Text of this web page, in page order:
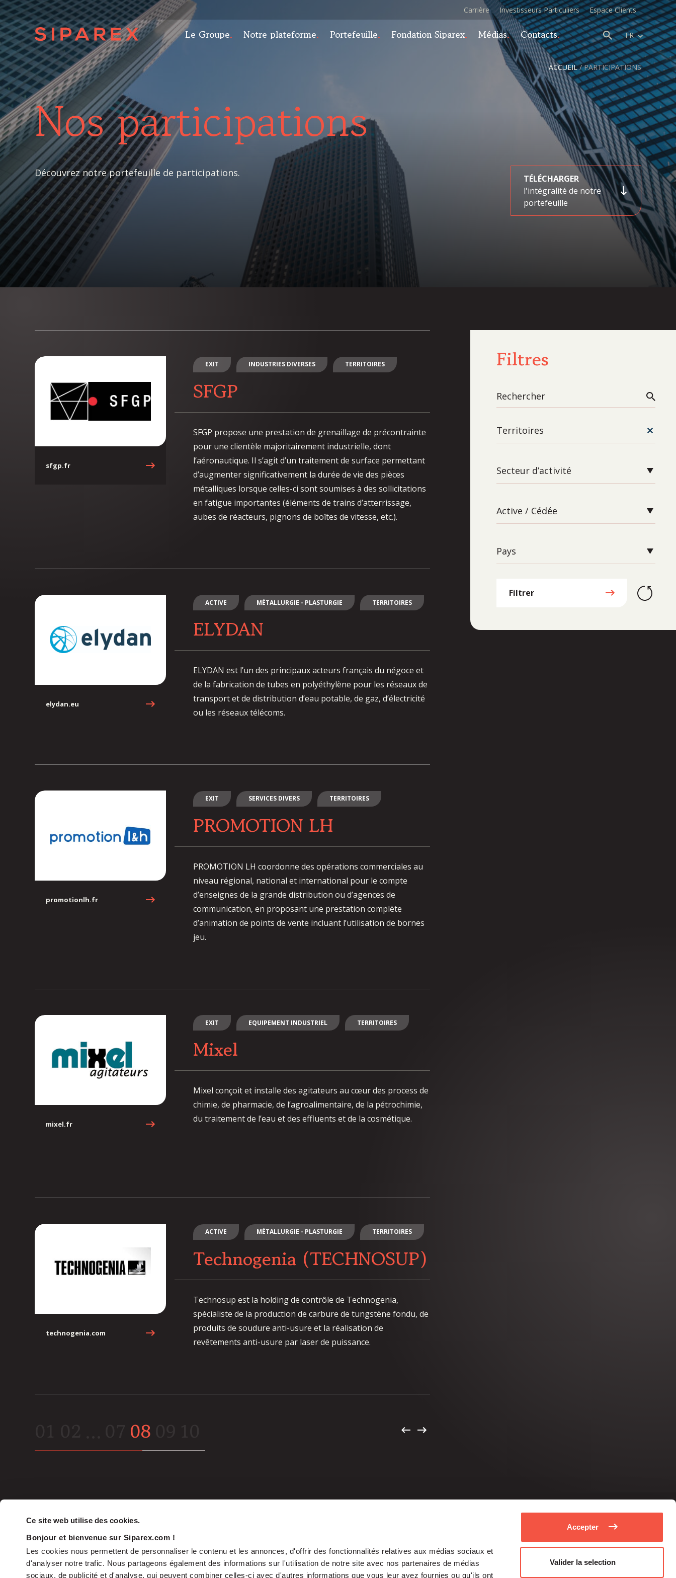
Ce site web utilise des cookies.
Bonjour et bienvenue sur Siparex.com !
Les cookies nous permettent de personnaliser le contenu et les annonces, d'offrir des fonctionnalités relatives aux médias sociaux et
d'analyser notre trafic. Nous partageons également des informations sur l'utilisation de notre site avec nos partenaires de médias
sociaux, de publicité et d'analyse, qui peuvent combiner celles-ci avec d'autres informations que vous leur avez fournies ou qu'ils ont
Accepter
Valider la selection
Carrière Investisseurs Particuliers Espace Clients
Le Groupe Notre plateforme Portefeuille Fondation Siparex Médias Contacts FR
ACCUEIL/PARTICIPATIONS
Nos participations
Découvrez notre portefeuille de participations.
TÉLÉCHARGER
l'intégralité de notre
portefeuille
sfgp.fr
EXIT INDUSTRIES DIVERSES TERRITOIRES
SFGP
SFGP propose une prestation de grenaillage de précontrainte
pour une clientèle majoritairement industrielle, dont
l’aéronautique. Il s’agit d’un traitement de surface permettant
d’augmenter significativement la durée de vie des pièces
métalliques lorsque celles-ci sont soumises à des sollicitations
en fatigue importantes (éléments de trains d’atterrissage,
aubes de réacteurs, pignons de boîtes de vitesse, etc.).
elydan.eu
ACTIVE MÉTALLURGIE - PLASTURGIE TERRITOIRES
ELYDAN
ELYDAN est l’un des principaux acteurs français du négoce et
de la fabrication de tubes en polyéthylène pour les réseaux de
transport et de distribution d’eau potable, de gaz, d’électricité
ou les réseaux télécoms.
promotionlh.fr
EXIT SERVICES DIVERS TERRITOIRES
PROMOTION LH
PROMOTION LH coordonne des opérations commerciales au
niveau régional, national et international pour le compte
d’enseignes de la grande distribution ou d’agences de
communication, en proposant une prestation complète
d’animation de points de vente incluant l’utilisation de bornes
jeu.
mixel.fr
EXIT EQUIPEMENT INDUSTRIEL TERRITOIRES
Mixel
Mixel conçoit et installe des agitateurs au cœur des process de
chimie, de pharmacie, de l’agroalimentaire, de la pétrochimie,
du traitement de l’eau et des effluents et de la cosmétique.
technogenia.com
ACTIVE MÉTALLURGIE - PLASTURGIE TERRITOIRES
Technogenia (TECHNOSUP)
Technosup est la holding de contrôle de Technogenia,
spécialiste de la production de carbure de tungstène fondu, de
produits de soudure anti-usure et la réalisation de
revêtements anti-usure par laser de puissance.
08
Filtres
Territoires
Secteur d’activité
Active / Cédée
Pays
Filtrer